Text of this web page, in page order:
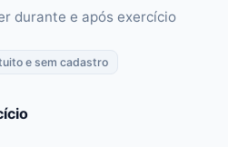
durante e após exercício
e sem cadastro